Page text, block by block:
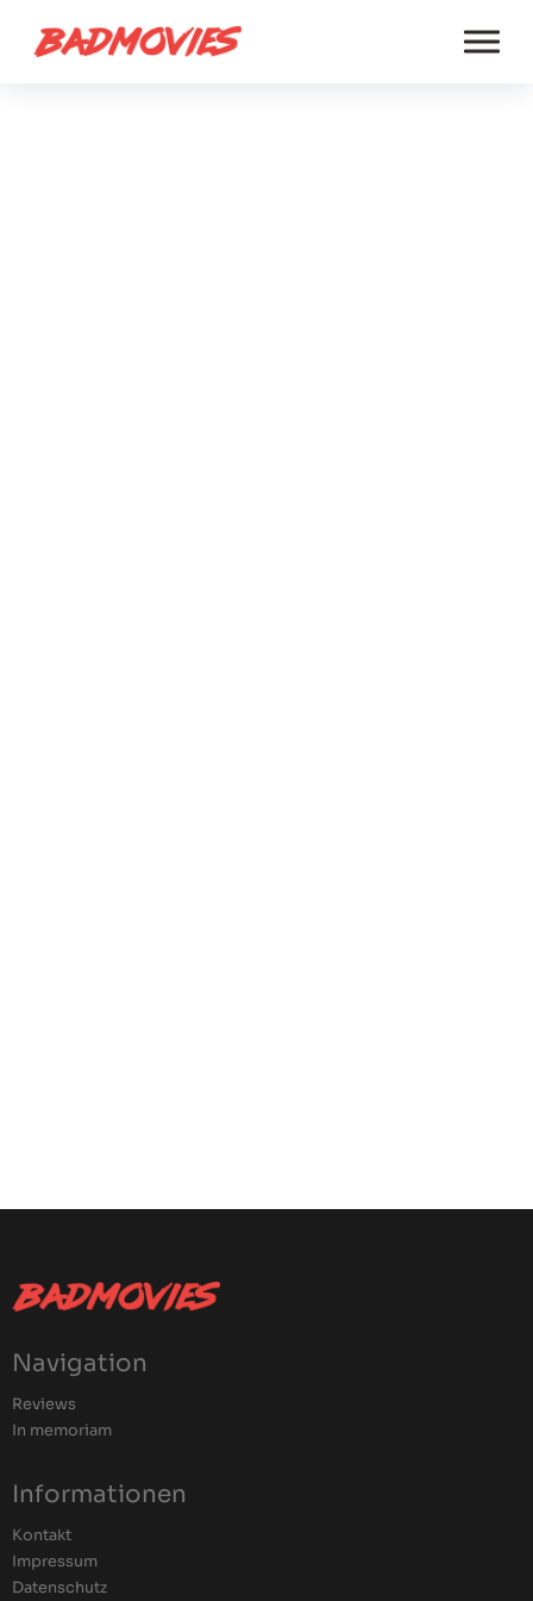
Navigation
Reviews
In memoriam
Informationen
Kontakt
Impressum
Datenschutz